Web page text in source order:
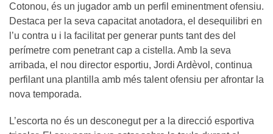
Cotonou, és un jugador amb un perfil eminentment ofensiu.
Destaca per la seva capacitat anotadora, el desequilibri en
l’u contra u i la facilitat per generar punts tant des del
perímetre com penetrant cap a cistella. Amb la seva
arribada, el nou director esportiu, Jordi Ardèvol, continua
perfilant una plantilla amb més talent ofensiu per afrontar la
nova temporada.
L’escorta no és un desconegut per a la direcció esportiva